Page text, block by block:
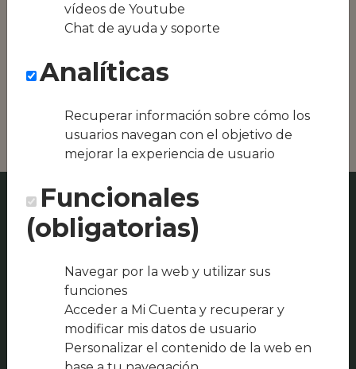
Conseguimos la
oferta local de tu
ser Noiam Ibiza o
vídeos de Youtube
Chat de ayuda y soporte
Analíticas
Recuperar información sobre cómo los
usuarios navegan con el objetivo de
mejorar la experiencia de usuario
Funcionales
(obligatorias)
Navegar por la web y utilizar sus
funciones
Acceder a Mi Cuenta y recuperar y
modificar mis datos de usuario
Personalizar el contenido de la web en